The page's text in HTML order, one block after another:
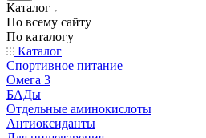
Каталог
По всему сайту
По каталогу
Каталог
Спортивное питание
Омега 3
БАДы
Отдельные аминокислоты
Антиоксиданты